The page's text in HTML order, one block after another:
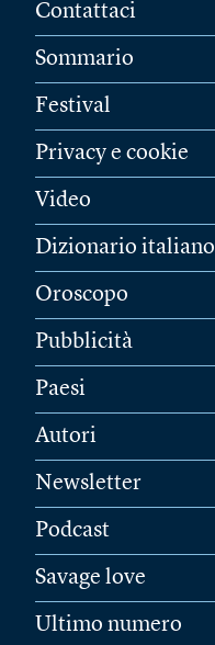
Contattaci
Sommario
Festival
Privacy e cookie
Video
Dizionario italiano
Oroscopo
Pubblicità
Paesi
Autori
Newsletter
Podcast
Savage love
Ultimo numero